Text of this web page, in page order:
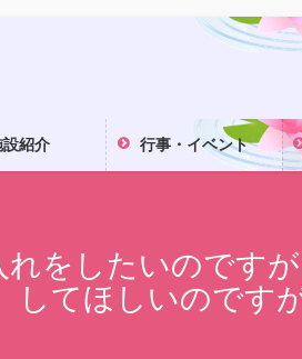
設紹介 行事・イベント
をしたいのです
してほしいのですが